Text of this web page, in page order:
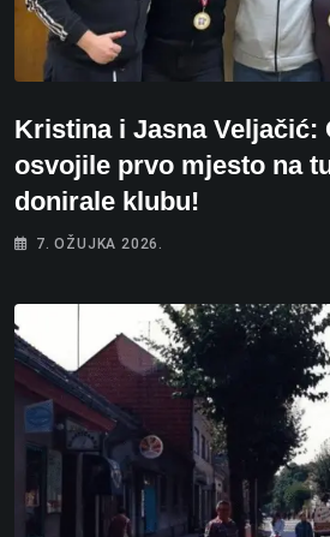
Kristina i Jasna Veljačić:
osvojile prvo mjesto na
donirale klubu!
7. OŽUJKA 2026.